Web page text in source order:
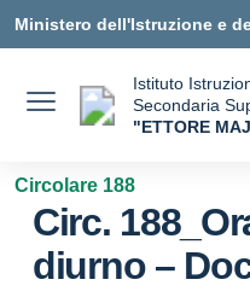
Ministero dell'Istruzione e
Istituto
Secondaria
"ETTORE
Circolare 188
Circ.
diurno –